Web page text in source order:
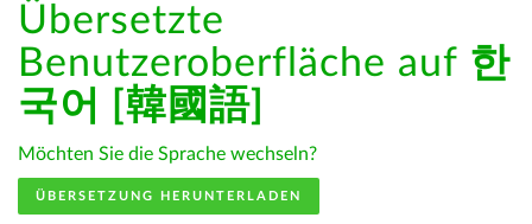
Übersetzte
Benutzeroberfläche auf 한
국어 [韓國語]
Möchten Sie die Sprache wechseln?
ÜBERSETZUNG HERUNTERLADEN